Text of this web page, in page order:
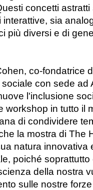
concetti
sia
più diversi e di
co-fondatrice
con sede ad
l'inclusione
workshop in tutto il
di condividere
la mostra di The
natura innovativa
poiché soprattutto
della nostra
sulle nostre